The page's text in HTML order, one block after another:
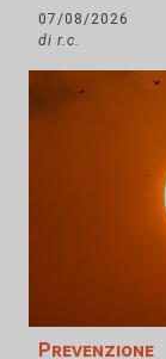
07/08/2026
di r.c.
Prevenzione